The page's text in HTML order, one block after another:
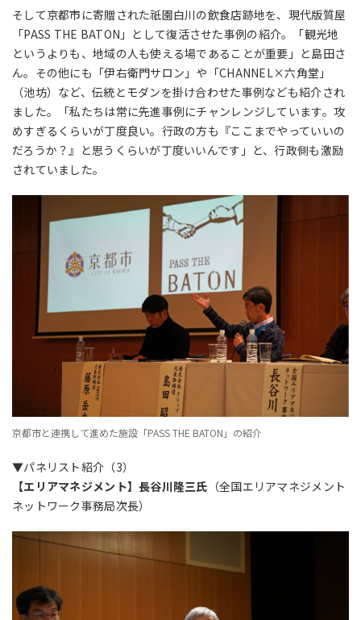
そして京都市に寄贈された祇園白川の飲食店跡地を、現代版質屋
「PASS THE BATON」として復活させた事例の紹介。「観光地
というよりも、地域の人も使える場であることが重要」と島田さ
ん。その他にも「伊右衛門サロン」や「CHANNEL×六角堂」
（池坊）など、伝統とモダンを掛け合わせた事例なども紹介され
ました。「私たちは常に先進事例にチャンレンジしています。攻
めすぎるくらいが丁度良い。行政の方も『ここまでやっていいの
だろうか？』と思うくらいが丁度いいんです」と、行政側も激励
されていました。
京都市と連携して進めた施設「PASS THE BATON」の紹介
▼パネリスト紹介（3）
【エリアマネジメント】長谷川隆三氏 （全国エリアマネジメント
ネットワーク事務局次長）